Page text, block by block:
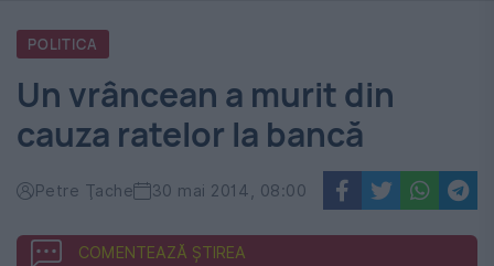
România
-
Evenimentul
Zilei
POLITICA
Un vrâncean a murit din
cauza ratelor la bancă
Petre Ţache 30 mai 2014, 08:00
COMENTEAZĂ ȘTIREA